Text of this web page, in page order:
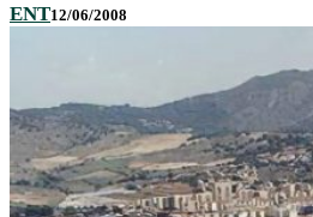
ENT12/06/2008